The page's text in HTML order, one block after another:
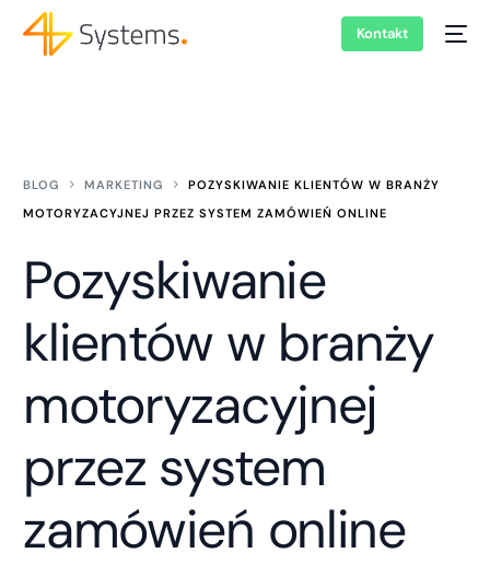
Kontakt
BLOG MARKETING
POZYSKIWANIE KLIENTÓW W BRANŻY
MOTORYZACYJNEJ PRZEZ SYSTEM ZAMÓWIEŃ ONLINE
Pozyskiwanie
klientów w branży
motoryzacyjnej
przez system
zamówień online